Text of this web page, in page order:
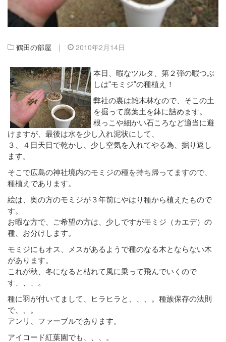
鶴田の部屋 | 2010年2月14日
本日、暇なツルタ、第２弾の暇つぶ
しは”モミジ”の種植え！
弊社の裏は雑木林なので、そこの土
を掘って腐葉土を鉢に詰めます。
根っこや細かい石ころなど適当に避
けますが、最後は水を少し入れ泥状にして、
３、４日天日で乾かし、少し空気を入れてやる為、掘り返し
ます。
そこで広島の神社境内のモミジの種を持ち帰ってますので、
種植えであります。
絵は、奥の方のモミジが３年前にやはり種から植えたもので
す。
お暇な方で、ご希望の方は、少しですがモミジ（カエデ）の
種、お分けします。
モミジにもオス、メスがあるようで種のなる木とならない木
があります。
これが秋、冬になると枯れて風に乗って飛んでいくので
す、、、。
種に羽が付いてまして、ヒラヒラと、、、。種族保存の法則
で、、。
アンリ、ファーブルであります。
アイコード紅葉園でも、、、。